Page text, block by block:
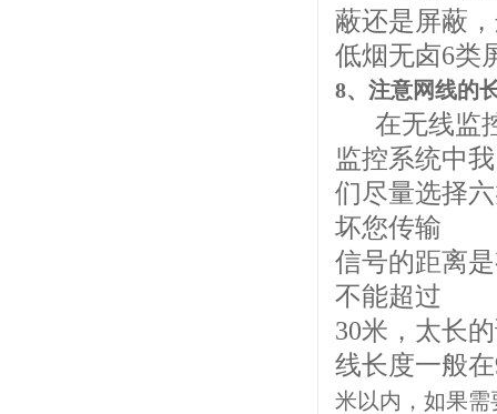
蔽还是屏蔽
低烟无卤6类
8、注意网线的
在无线监控
监控系统中我
们尽量选择
坏您传输
信号的距离
不能超过
30米，太长
线长度一般
米以内，如果